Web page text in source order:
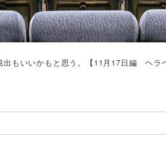
もいいかもと思う。【11月17日編 ヘラ